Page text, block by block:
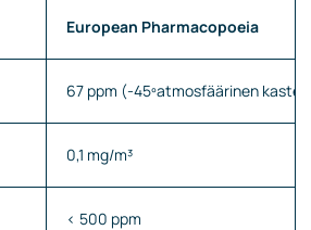
European Pharmacopoeia
67 ppm (-45ºatmosfäärinen
0,1 mg/m³
< 500 ppm